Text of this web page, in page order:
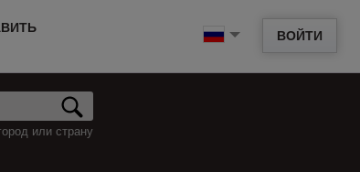
ВОЙТИ
или страну